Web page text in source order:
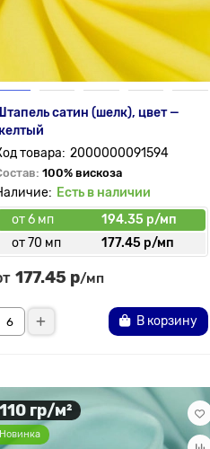
сатин (шелк), цвет —
2000000091594
100% вискоза
Есть в наличии
от 6 мп
194.35 р/мп
от 70 мп
177.45 р/мп
177.45 р/мп
В корзину
110 гр/м²
Новинка